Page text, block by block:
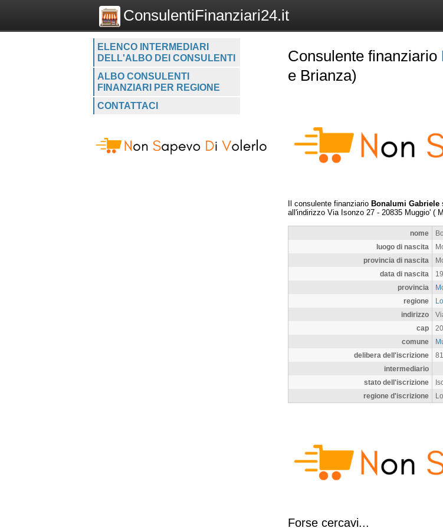
ConsulentiFinanziari24.it
ELENCO INTERMEDIARI
DELL'ALBO DEI CONSULENTI
ALBO CONSULENTI
FINANZIARI PER REGIONE
CONTATTACI
Consulente finanziario
e Brianza)
Il consulente finanziario Bonalumi Gabriele
all'indirizzo Via Isonzo 27 - 20835 Muggio' (
nome
luogo di nascita
provincia di nascita
data di nascita
provincia
regione
indirizzo
cap
comune
delibera dell'iscrizione
intermediario
stato dell'iscrizione
regione d'iscrizione
Forse cercavi...